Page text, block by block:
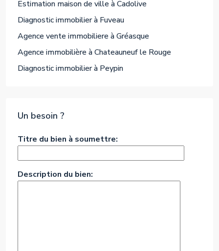
Estimation maison de ville à Cadolive
Diagnostic immobilier à Fuveau
Agence vente immobiliere à Gréasque
Agence immobilière à Chateauneuf le Rouge
Diagnostic immobilier à Peypin
Un besoin ?
Titre du bien à soumettre:
Description du bien: